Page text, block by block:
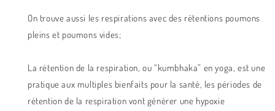
On trouve aussi les respirations avec des rétentions poumons
pleins et poumons vides;
La rétention de la respiration, ou “kumbhaka” en yoga, est une
pratique aux multiples bienfaits pour la santé, les périodes de
rétention de la respiration vont générer une hypoxie